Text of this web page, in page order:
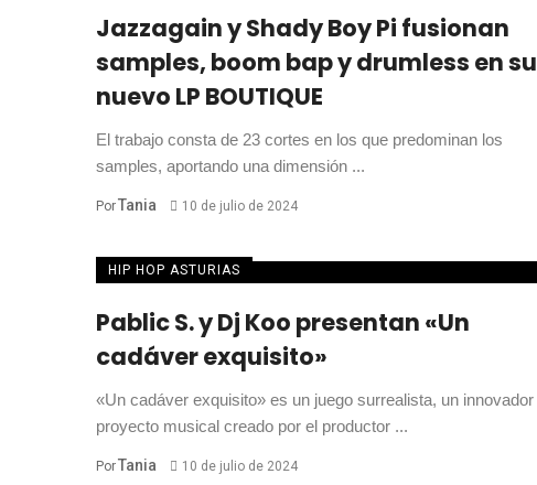
Jazzagain y Shady Boy Pi fusionan
samples, boom bap y drumless en su
nuevo LP BOUTIQUE
El trabajo consta de 23 cortes en los que predominan los
samples, aportando una dimensión ...
PorTania 10 de julio de 2024
HIP HOP ASTURIAS
Pablic S. y Dj Koo presentan «Un
cadáver exquisito»
«Un cadáver exquisito» es un juego surrealista, un innovador
proyecto musical creado por el productor ...
PorTania 10 de julio de 2024